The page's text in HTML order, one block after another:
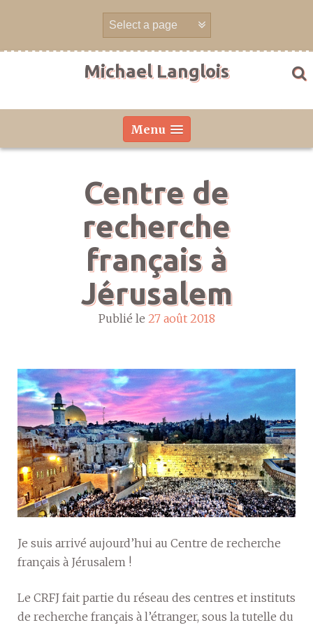
Michael Langlois
Menu
Centre de
recherche
français à
Jérusalem
Publié le 27 août 2018
Je suis arrivé aujourd’hui au Centre de recherche
français à Jérusalem !
Le CRFJ fait partie du réseau des centres et instituts
de recherche français à l’étranger, sous la tutelle du